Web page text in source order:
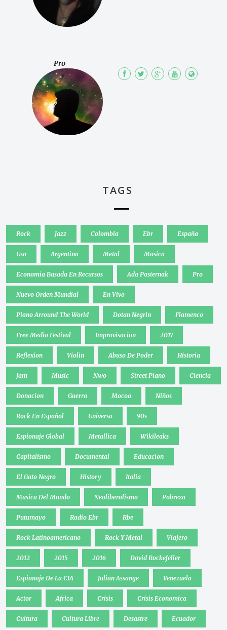
Pro
TAGS
Rock Jazz Colombia Ebr España
Usa Argentina Metal Musica
Economia Basada En Recursos Ada Pasternak Pro
Nuevo Orden Mundial En Vivo
Piano Arround The World Dotan Negrin Flamenco
Free Media Festival Improvisacion 2017
Reflexion Violin Abuso De Poder Historia
Jam Music Nwo Street Piano Ciencia
Donacion Guerra Mocoa Niños
Rock En Español Universo 90s
Espionaje Global Metallica Wikileaks
Capitalismo Documental Educacion
El Gato Negro History Italia
Musica Del Mundo Neoliberalismo Pobreza
Putumayo Radio Ebr Rbe
Rock Latinoamericano Rock Y Metal Viajero
2012 2015 2016 David Rockefeller
Espionaje De La CIA Julian Assange Venezuela
Actor Africa Crisis Crisis Economica
Cultura Cultura Libre Desastre Ecuador